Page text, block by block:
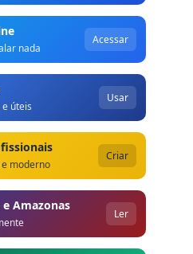
nada
Acessar
úteis
Usar
moderno
Criar
Amazonas
Ler